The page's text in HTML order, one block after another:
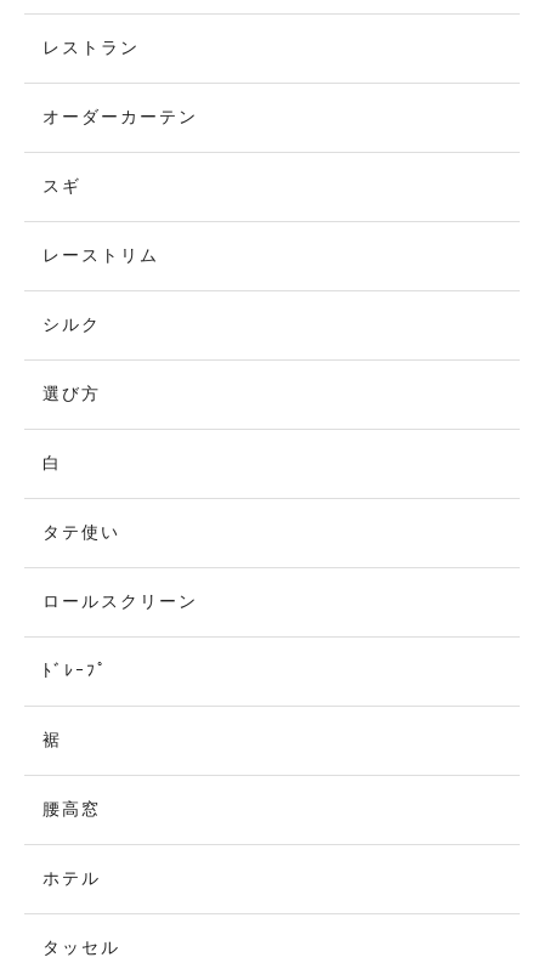
レストラン
オーダーカーテン
スギ
レーストリム
シルク
選び方
白
タテ使い
ロールスクリーン
ﾄﾞﾚｰﾌﾟ
裾
腰高窓
ホテル
タッセル